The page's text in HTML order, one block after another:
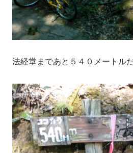
法経堂まであと５４０メートル